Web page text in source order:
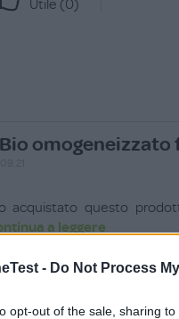
- Do Not Process
opt-out of the sale, sharing
Utile (0)
acquistato questo
a leggere
Utile (0 )